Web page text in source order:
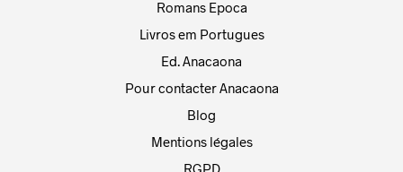
Romans Epoca
Livros em Portugues
Ed. Anacaona
Pour contacter Anacaona
Blog
Mentions légales
RGPD